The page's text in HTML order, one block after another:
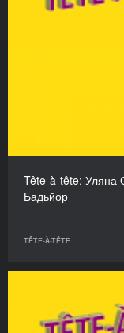
Tête-à-tête: Уляна
Бадьйор
TÊTE-À-TÊTE